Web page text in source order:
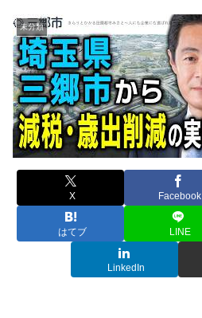
未分類
X Facebook
はてブ LINE
LinkedIn